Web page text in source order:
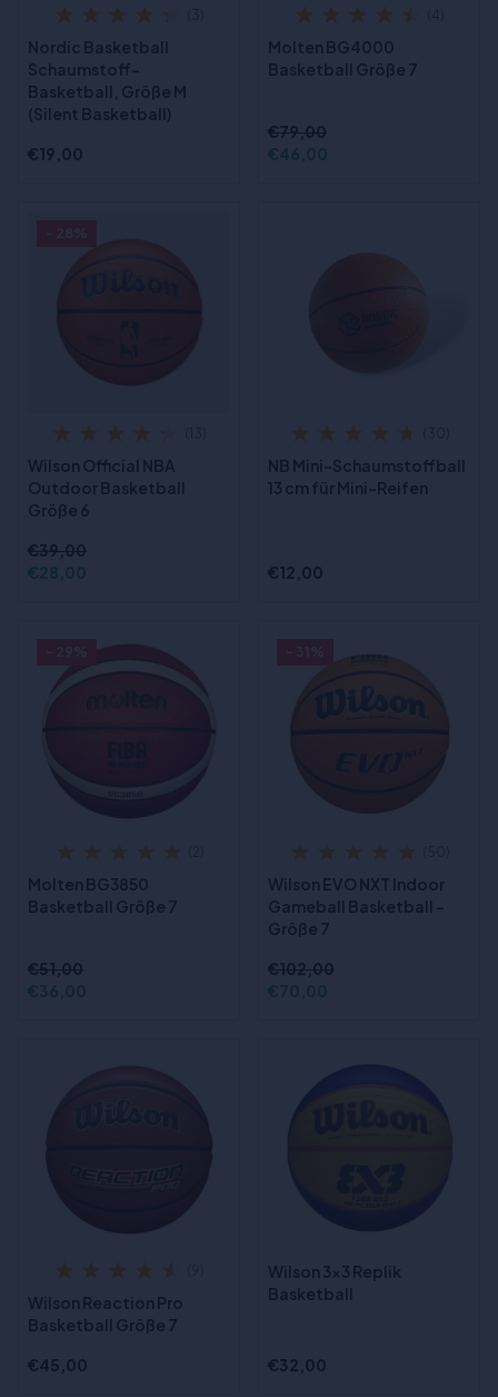
Nordic Basketball
Schaumstoff-
Basketball, Größe M
(Silent Basketball)
€19,00
Molten BG4000
Basketball Größe 7
€79,00
€46,00
Wilson Official NBA
Outdoor Basketball
Größe 6
€39,00
€28,00
NB Mini-Schaumstoffball
13 cm für Mini-Reifen
€12,00
Molten BG3850
Basketball Größe 7
€51,00
€36,00
Wilson EVO NXT Indoor
Gameball Basketball -
Größe 7
€102,00
€70,00
Wilson Reaction Pro
Basketball Größe 7
€45,00
Wilson 3x3 Replik
Basketball
€32,00